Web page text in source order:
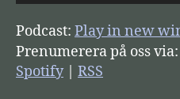
u
d
s
Podcast: Play in new
Prenumerera på oss via:
Spotify| RSS